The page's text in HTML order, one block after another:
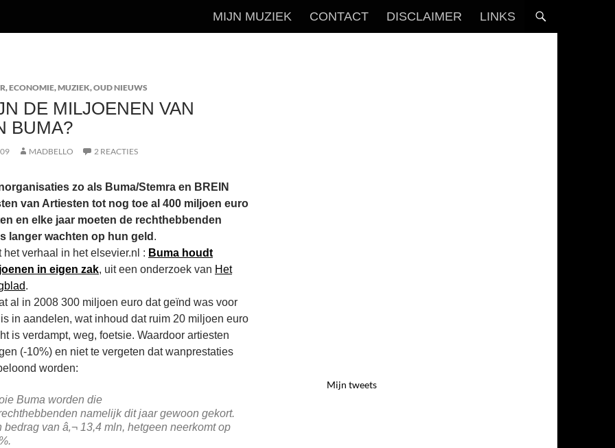
MIJN MUZIEK CONTACT DISCLAIMER LINKS
,ECONOMIE,MUZIEK,OUD NIEUWS
DE MILJOENEN VAN
BUMA?
MADBELLO 2 REACTIES
zo als Buma/Stemra en BREIN
van Artiesten tot nog toe al 400 miljoen euro
en elke jaar moeten de rechthebbenden
langer wachten op hun geld .
het verhaal in het elsevier.nl : Buma houdt
in eigen zak, uit een onderzoek van Het
.
al in 2008 300 miljoen euro dat geïnd was voor
in aandelen, wat inhoud dat ruim 20 miljoen euro
is verdampt, weg, foetsie. Waardoor artiesten
(-10%) en niet te vergeten dat wanprestaties
worden:
Buma worden die
namelijk dit jaar gewoon gekort.
van â‚¬ 13,4 mln, hetgeen neerkomt op
Mijn tweets